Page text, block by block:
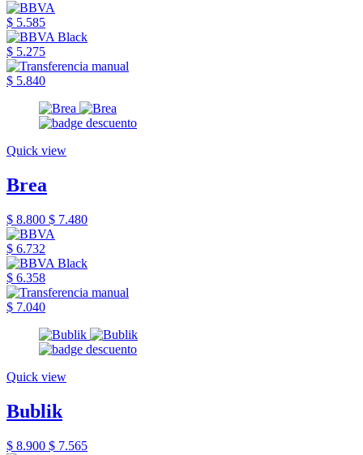
$ 5.585
$ 5.275
$ 5.840
Quick view
Brea
$ 8.800 $ 7.480
$ 6.732
$ 6.358
$ 7.040
Quick view
Bublik
$ 8.900 $ 7.565